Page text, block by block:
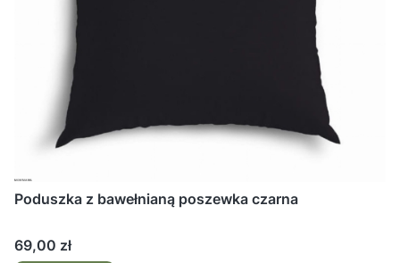
Poduszka z bawełnianą poszewka czarna
Cena
69,00 zł